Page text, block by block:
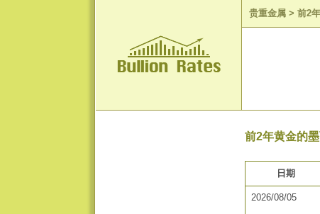
贵重金属 > 前2
前2年黄金的
日期
2026/08/05